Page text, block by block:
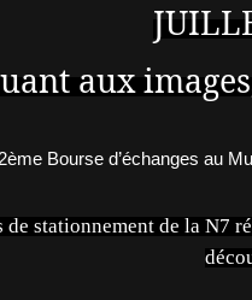
aux
de stationnement de la N7